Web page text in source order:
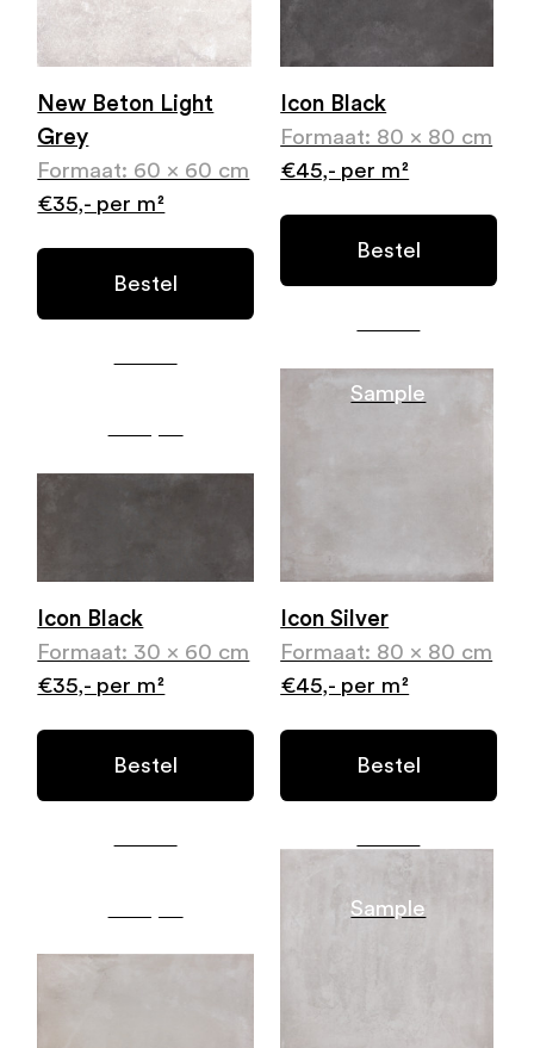
New Beton Light
Grey
Formaat: 60 x 60 cm
€35,- per m²
Bestel
Icon Black
Formaat: 80 x 80 cm
€45,- per m²
Bestel
Sample
Icon Black
Formaat: 30 x 60 cm
€35,- per m²
Bestel
Icon Silver
Formaat: 80 x 80 cm
€45,- per m²
Bestel
Sample